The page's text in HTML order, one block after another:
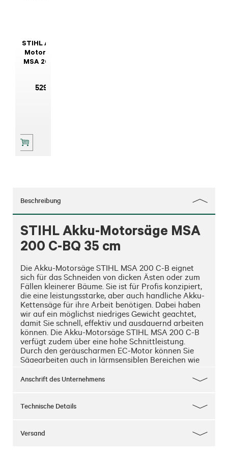
STIHL Akku-
Motorsäge
MSA 200 C-
529
Beschreibung
STIHL Akku-Motorsäge MSA
200 C-BQ 35 cm
Die Akku-Motorsäge STIHL MSA 200 C-B eignet
sich für das Schneiden von dicken Ästen oder zum
Fällen kleinerer Bäume. Sie ist für Profis konzipiert,
die eine leistungsstarke, aber auch handliche Akku-
Kettensäge für ihre Arbeit benötigen. Dabei haben
wir auf ein möglichst niedriges Gewicht geachtet,
damit Sie schnell, effektiv und ausdauernd arbeiten
können. Die Akku-Motorsäge STIHL MSA 200 C-B
verfügt zudem über eine hohe Schnittleistung.
Durch den geräuscharmen EC-Motor können Sie
Sägearbeiten auch in lärmsensiblen Bereichen wie
in Parks ausüben.
PM3-Sägekette gewährleistet einen feinen Schnitt
Säge am Holz. So können Sie besonders einfach
Anschrift des Unternehmens
Technische Details
Versand